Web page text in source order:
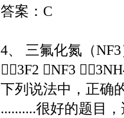
答案：C
4、 三氟化氮（
3F2 NF3
下列说法中，正确
..........很好的题目